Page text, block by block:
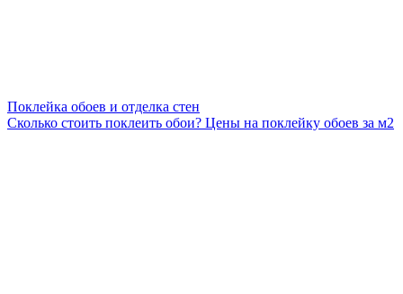
Поклейка обоев и отделка стен
Сколько стоить поклеить обои? Цены на поклейку обоев за м2